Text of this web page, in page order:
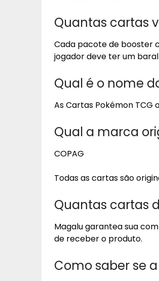
Quantas cartas
Cada pacote de booster
jogador deve ter um
Qual é o nome
As Cartas Pokémon TCG
Qual a marca
COPAG
Todas as cartas são
Quantas cartas
Magalu garantea sua
de receber o produto.
Como saber se